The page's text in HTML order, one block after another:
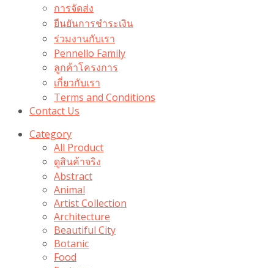
การจัดส่ง
ยืนยันการชำระเงิน
ร่วมงานกับเรา
Pennello Family
ลูกค้าโครงการ
เกี่ยวกับเรา
Terms and Conditions
Contact Us
Category
All Product
ดูสินค้าจริง
Abstract
Animal
Artist Collection
Architecture
Beautiful City
Botanic
Food